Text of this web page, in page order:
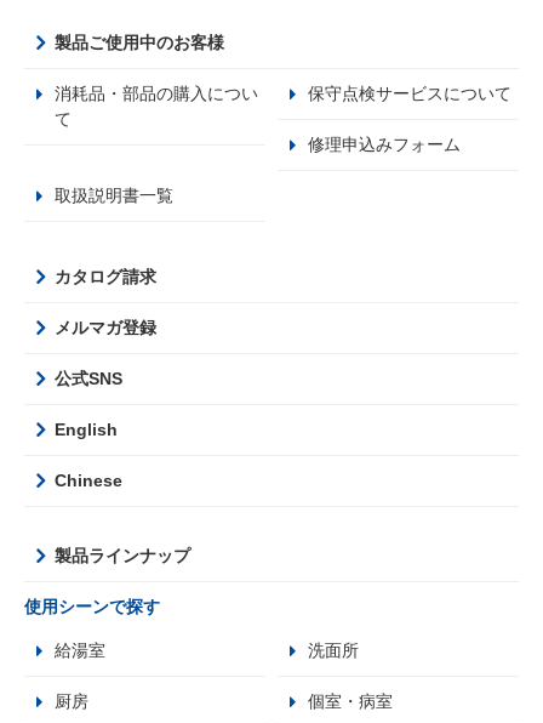
製品ご使用中のお客様
消耗品・部品の購入につい
て
保守点検サービスについて
修理申込みフォーム
取扱説明書一覧
カタログ請求
メルマガ登録
公式SNS
English
Chinese
製品ラインナップ
使用シーンで探す
給湯室 洗面所
厨房 個室・病室